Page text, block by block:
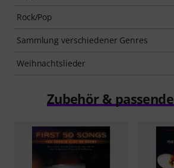
Rock/Pop
Sammlung verschiedener Genres
Weihnachtslieder
Zubehör &